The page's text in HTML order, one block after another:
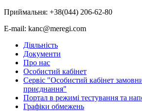
Приймальня: +38(044) 206-62-80
E-mail: kanc@meregi.com
Діяльність
Документи
Про нас
Особистий кабінет
Сервіс "Особистий кабінет
приєднання"
Портал в режимі тестування та
Графіки обмежень